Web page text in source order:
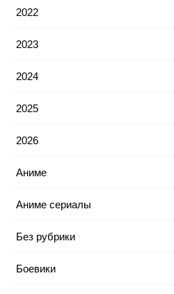
2022
2023
2024
2025
2026
Аниме
Аниме сериалы
Без рубрики
Боевики